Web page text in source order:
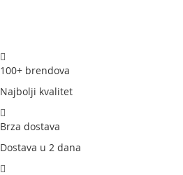
100+ brendova
Najbolji kvalitet
Brza dostava
Dostava u 2 dana